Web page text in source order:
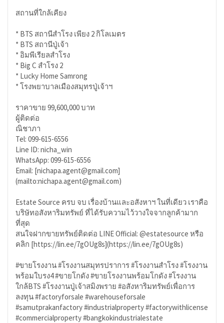
สถานที่ใกล้เคียง
* BTS สถานีสำโรง เพียง 2 กิโลเมตร
* BTS สถานีปู่เจ้า
* อิมพีเรียลสำโรง
* Big C สำโรง 2
* Lucky Home Samrong
* โรงพยาบาลเมืองสมุทรปู่เจ้าฯ
ราคาขาย 99,600,000 บาท
ผู้ติดต่อ
ณิชาภา
Tel: 099-615-6556
Line ID: nicha_win
WhatsApp: 099-615-6556
Email: [nichapa.agent@gmail.com]
(mailto:nichapa.agent@gmail.com)
Estate Source ครบ จบ เรื่องบ้านและอสังหาฯ ในที่เดียว เราคือ
บริษัทอสังหาริมทรัพย์ ที่ได้รับความไว้วางใจจากลูกค้ามาก
ที่สุด
สนใจฝากขายทรัพย์ติดต่อ LINE Official: @estatesource หรือ
คลิก [https://lin.ee/7gOUg8s](https://lin.ee/7gOUg8s)
#ขายโรงงาน #โรงงานสมุทรปราการ #โรงงานสำโรง #โรงงาน
พร้อมใบรง4 #ขายโกดัง #ขายโรงงานพร้อมโกดัง #โรงงาน
ใกล้BTS #โรงงานปู่เจ้าสมิงพราย #อสังหาริมทรัพย์เพื่อการ
ลงทุน #factoryforsale #warehouseforsale
#samutprakanfactory #industrialproperty #factorywithlicense
#commercialproperty #bangkokindustrialestate